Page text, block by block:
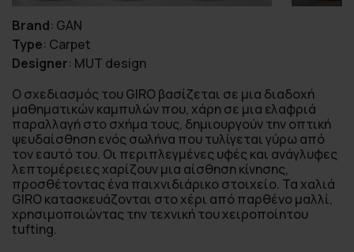
Brand: GAN
Type: Carpet
Designer: MUT design
Ο σχεδιασμός του GIRO βασίζεται σε μια διαδοχή
μαθηματικών καμπυλών που, χάρη σε μια ελαφριά
παραλλαγή στο σχήμα τους, δημιουργούν την οπτική
ψευδαίσθηση ενός σωλήνα που τυλίγεται γύρω από
τον εαυτό του. Οι περιπλεγμένες υφές και ανάγλυφες
λεπτομέρειες χαρίζουν μια αίσθηση κίνησης,
προσθέτοντας ένα παιχνιδιάρικο στοιχείο. Τα χαλιά
GIRO κατασκευάζονται στο χέρι από παρθένο μαλλί,
χρησιμοποιώντας την τεχνική του χειροποίητου
tufting.